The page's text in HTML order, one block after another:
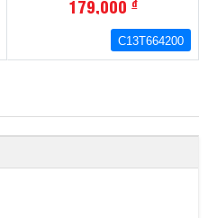
179,000đ
C13T664200